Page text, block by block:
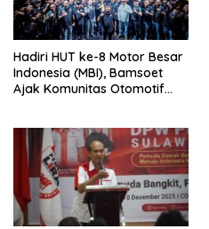
Hadiri HUT ke-8 Motor Besar
Indonesia (MBI), Bamsoet
Ajak Komunitas Otomotif
Derasnya Provokasi Pecah
Belah Bangsa